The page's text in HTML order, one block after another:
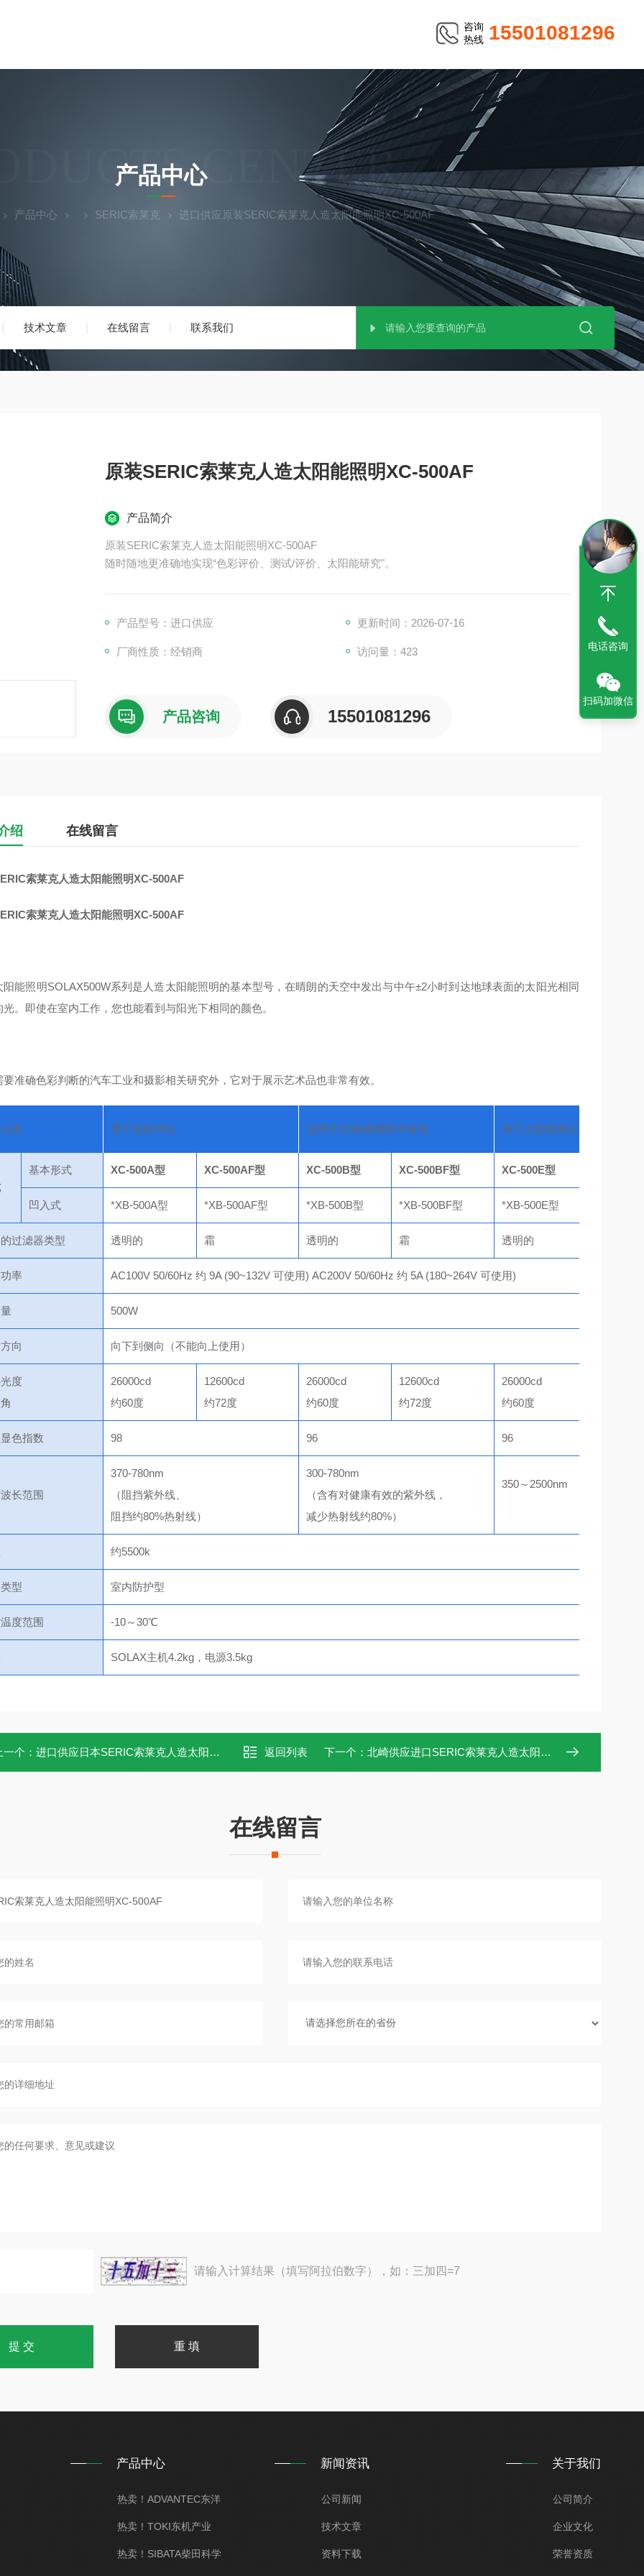
咨询
热线 15501081296
技术文章 在线留言 联系我们
CENTER
产品中心
产品中心 SERIC索莱克 进口供应原装SERIC索莱克人造太阳能照明XC-500AF
原装SERIC索莱克人造太阳能照明XC-500AF
产品简介
原装SERIC索莱克人造太阳能照明XC-500AF
随时随地更准确地实现“色彩评价、测试/评价、太阳能研究"。
产品型号：进口供应 更新时间：2026-07-16
厂商性质：经销商 访问量：423
产品咨询 15501081296
绍 在线留言
索莱克人造太阳能照明XC-500AF
索莱克人造太阳能照明XC-500AF
阳能照明SOLAX500W系列是人造太阳能照明的基本型号，在晴朗的天空中发出与中午±2小时到达地球表面的太阳光相同
光。即使在室内工作，您也能看到与阳光下相同的颜色。
要准确色彩判断的汽车工业和摄影相关研究外，它对于展示艺术品也非常有效。
类 用于色彩评估 适用于生物/健康医学领域 用于太阳能测试
基本形式 XC-500A型 XC-500AF型 XC-500B型 XC-500BF型 XC-500E型
凹入式 *XB-500A型 *XB-500AF型 *XB-500B型 *XB-500BF型 *XB-500E型
过滤器类型 透明的 霜 透明的 霜 透明的
率 AC100V 50/60Hz 约 9A (90~132V 可使用) AC200V 50/60Hz 约 5A (180~264V 可使用)
500W
向 向下到侧向（不能向上使用）
度
26000cd
约60度
12600cd
约72度
26000cd
约60度
12600cd
约72度
26000cd
约60度
色指数 98 96 96
长范围
370-780nm
（阻挡紫外线、
阻挡约80%热射线）
300-780nm
（含有对健康有效的紫外线，
减少热射线约80%）
350～2500nm
约5500k
型 室内防护型
度范围 -10～30℃
SOLAX主机4.2kg，电源3.5kg
一个： 进口供应日本SERIC索莱克人造太阳能照明XC-500A 返回列表 下一个： 北崎供应进口SERIC索莱克人造太阳能照明XC-500CF
在线留言
请输入计算结果（填写阿拉伯数字），如：三加四=7
产品中心
热卖！ADVANTEC东洋
热卖！TOKI东机产业
热卖！SIBATA柴田科学
新闻资讯
公司新闻
技术文章
资料下载
关于我们
公司简介
企业文化
荣誉资质
电话咨询
扫码加微信